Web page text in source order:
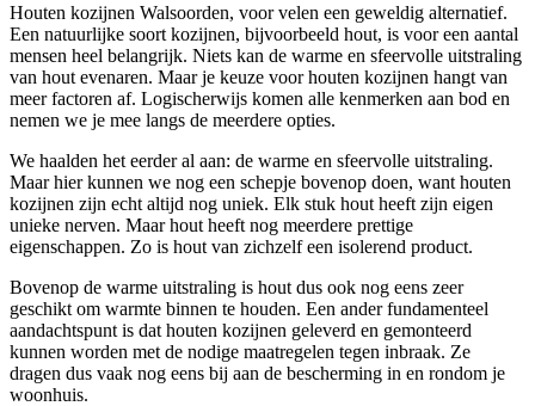
Houten kozijnen Walsoorden, voor velen een geweldig alternatief.
Een natuurlijke soort kozijnen, bijvoorbeeld hout, is voor een aantal
mensen heel belangrijk. Niets kan de warme en sfeervolle uitstraling
van hout evenaren. Maar je keuze voor houten kozijnen hangt van
meer factoren af. Logischerwijs komen alle kenmerken aan bod en
nemen we je mee langs de meerdere opties.
We haalden het eerder al aan: de warme en sfeervolle uitstraling.
Maar hier kunnen we nog een schepje bovenop doen, want houten
kozijnen zijn echt altijd nog uniek. Elk stuk hout heeft zijn eigen
unieke nerven. Maar hout heeft nog meerdere prettige
eigenschappen. Zo is hout van zichzelf een isolerend product.
Bovenop de warme uitstraling is hout dus ook nog eens zeer
geschikt om warmte binnen te houden. Een ander fundamenteel
aandachtspunt is dat houten kozijnen geleverd en gemonteerd
kunnen worden met de nodige maatregelen tegen inbraak. Ze
dragen dus vaak nog eens bij aan de bescherming in en rondom je
woonhuis.